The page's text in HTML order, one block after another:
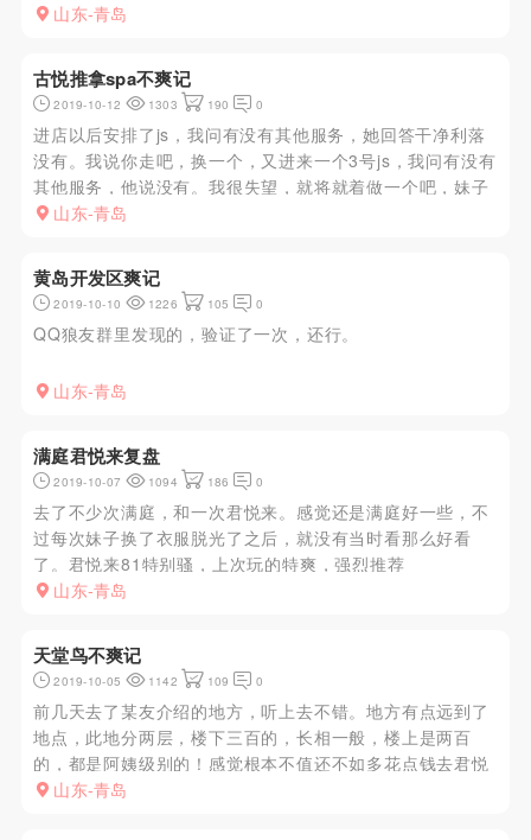
干，我这个干完之后就去卧室里和那位老哥干，然后卧室里
山东-青岛
古悦推拿spa不爽记
2019-10-12 1303 190 0
进店以后安排了js，我问有没有其他服务，她回答干净利落
没有。我说你走吧，换一个，又进来一个3号js，我问有没有
其他服务，他说没有。我很失望，就将就着做一个吧，妹子
颜值一般偏上，不过店里js统一着装还不错，上身短衫，下
比较舒服，在...
山东-青岛
黄岛开发区爽记
2019-10-10 1226 105 0
QQ狼友群里发现的，验证了一次，还行。
山东-青岛
满庭君悦来复盘
2019-10-07 1094 186 0
去了不少次满庭，和一次君悦来。感觉还是满庭好一些，不
过每次妹子换了衣服脱光了之后，就没有当时看那么好看
了。君悦来81特别骚，上次玩的特爽，强烈推荐
山东-青岛
天堂鸟不爽记
2019-10-05 1142 109 0
前几天去了某友介绍的地方，听上去不错。地方有点远到了
地点，此地分两层，楼下三百的，长相一般，楼上是两百
的，都是阿姨级别的！感觉根本不值还不如多花点钱去君悦
来。感觉这里托很多
山东-青岛